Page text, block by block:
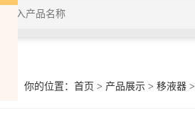
你的位置： 首页 > 产品展示> 移液器>